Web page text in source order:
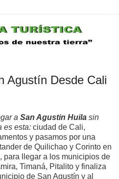
Agustín Desde Cali
a San Agustin Huila sin
es esta: ciudad de Cali,
y pasamos por una
de Quilichao y Corinto en
para llegar a los municipios de
Timaná, Pitalito y finaliza
de San Agustín y al